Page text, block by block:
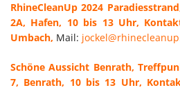
RhineCleanUp 2024
2A, Hafen, 10 bis 13 Uhr,
Umbach, Mail:
Schöne Aussicht Benrath,
7, Benrath, 10 bis 13 Uhr,